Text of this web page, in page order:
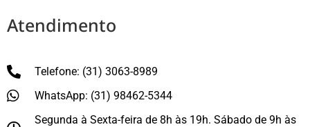
Atendimento
Telefone: (31) 3063-8989
WhatsApp: (31) 98462-5344
Segunda à Sexta-feira de 8h às 19h. Sábado de 9h às